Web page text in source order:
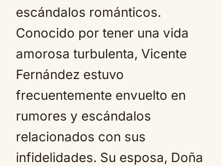
escándalos románticos.
Conocido por tener una vida
amorosa turbulenta, Vicente
Fernández estuvo
frecuentemente envuelto en
rumores y escándalos
relacionados con sus
infidelidades. Su esposa, Doña